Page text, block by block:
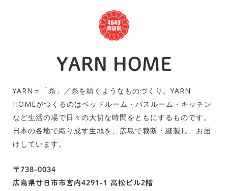
YARN HOME
YARN＝「糸」／糸を紡ぐようなものづくり。YARN
HOMEがつくるのはベッドルーム・バスルーム・キッチン
など生活の場で日々の大切な時間をともにするものです。
日本の各地で織り成す生地を、広島で裁断・縫製し、お届
けしています。
〒738-0034
広島県廿日市市宮内4291-1 高松ビル2階